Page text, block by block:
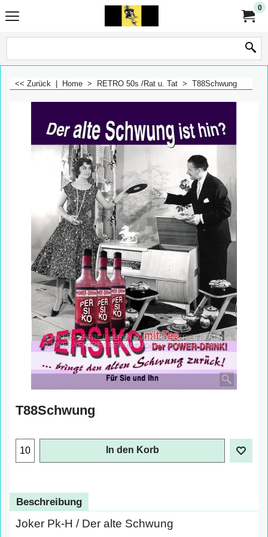
0
<< Zurück Home > RETRO 50s /Rat u. Tat > T88Schwung
T88Schwung
In den Korb
Beschreibung
Joker Pk-H / Der alte Schwung